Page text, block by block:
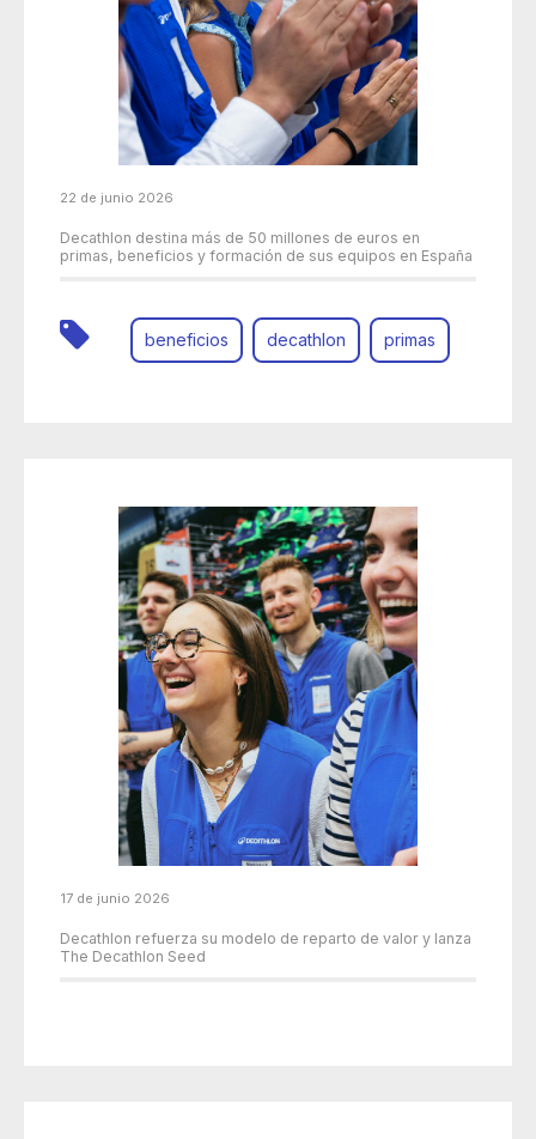
22 de junio 2026
Decathlon destina más de 50 millones de euros en
primas, beneficios y formación de sus equipos en España
beneficios decathlon primas
17 de junio 2026
Decathlon refuerza su modelo de reparto de valor y lanza
The Decathlon Seed